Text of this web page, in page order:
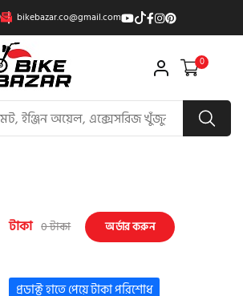
bikebazar.co@gmail.com
Open 0
টাকা 0 টাকা অর্ডার করুন
প্রডাক্ট হাতে পেয়ে টাকা পরিশোধ